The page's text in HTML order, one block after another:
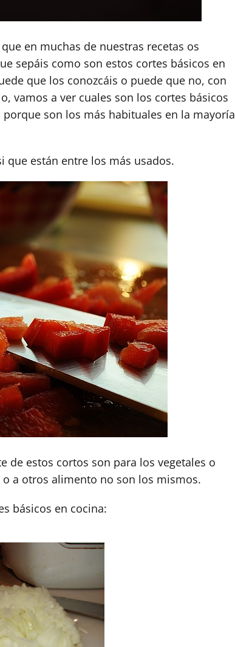
en muchas de nuestras recetas os
sepáis como son estos cortes básicos en
que los conozcáis o puede que no, con
vamos a ver cuales son los cortes básicos
son los más habituales en la mayoría
que están entre los más usados.
de estos cortos son para los vegetales o
a otros alimento no son los mismos.
básicos en cocina: